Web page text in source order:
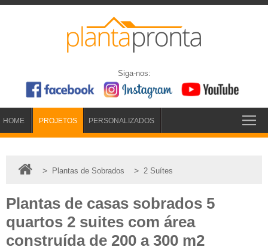
Siga-nos:
HOME PROJETOS PERSONALIZADOS
> Plantas de Sobrados > 2 Suítes
Plantas de casas sobrados 5
quartos 2 suites com área
construída de 200 a 300 m2